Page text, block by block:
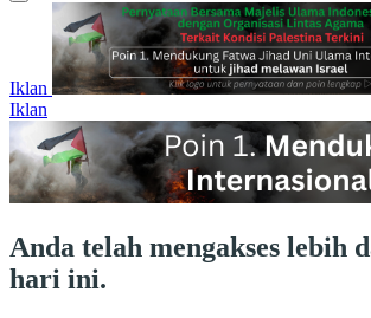
Iklan
Iklan
Anda telah mengakses lebih
hari ini.